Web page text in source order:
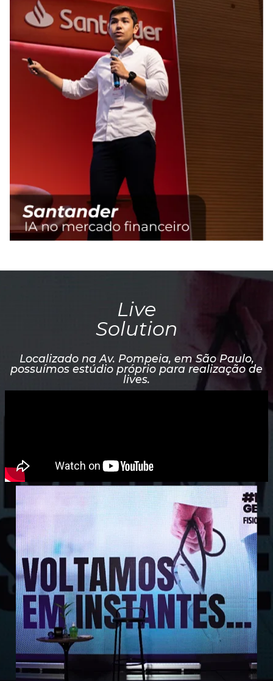
Live
Solution
Localizado na Av. Pompeia, em São Paulo,
possuímos estúdio próprio para realização de
lives.